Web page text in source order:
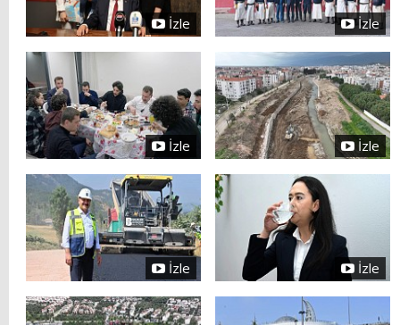
İzle İzle
İzle İzle
İzle İzle